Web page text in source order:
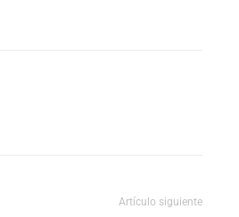
Artículo siguiente